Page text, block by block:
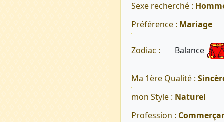
Sexe recherché :
Préférence : Mariage
Zodiac : Balance
Ma 1ère Qualité :
mon Style : Naturel
Profession :